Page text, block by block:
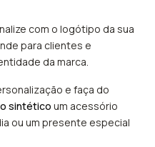
com o logótipo da sua
para clientes e
da marca.
e faça do
sintético um acessório
ou um presente especial